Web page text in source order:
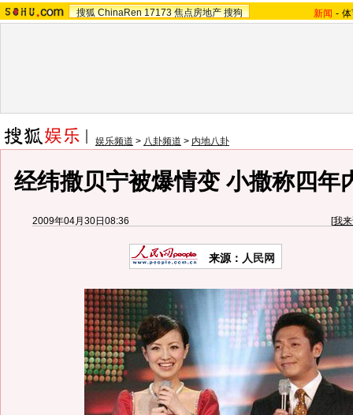
搜狐 ChinaRen 17173 焦点房地产 搜狗 新闻 -
娱乐频道 > 八卦频道 > 内地八卦
经纬撒贝宁被爆情变 小撒称四年
2009年04月30日08:36 [我
来源： 人民网